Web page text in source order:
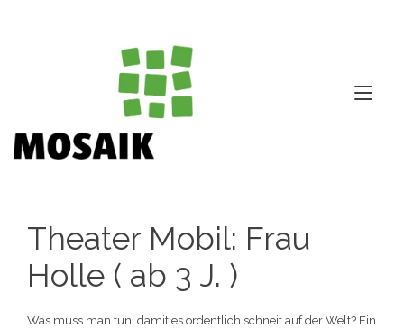
Theater Mobil: Frau
Holle ( ab 3 J. )
Was muss man tun, damit es ordentlich schneit auf der Welt? Ein